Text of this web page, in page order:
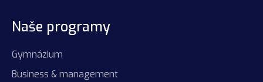
Naše programy
Gymnázium
Business & management